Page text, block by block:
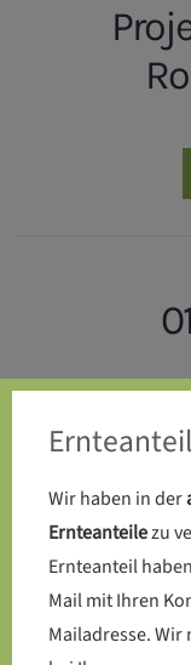
Endlich:
wird auf
Wir haben in der
Ernteanteilezu
Ernteanteil
Mail mit Ihren
Mailadresse.